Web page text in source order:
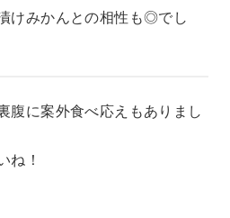
けみかんとの相性も◎でし
腹に案外食べ応えもありまし
ね！